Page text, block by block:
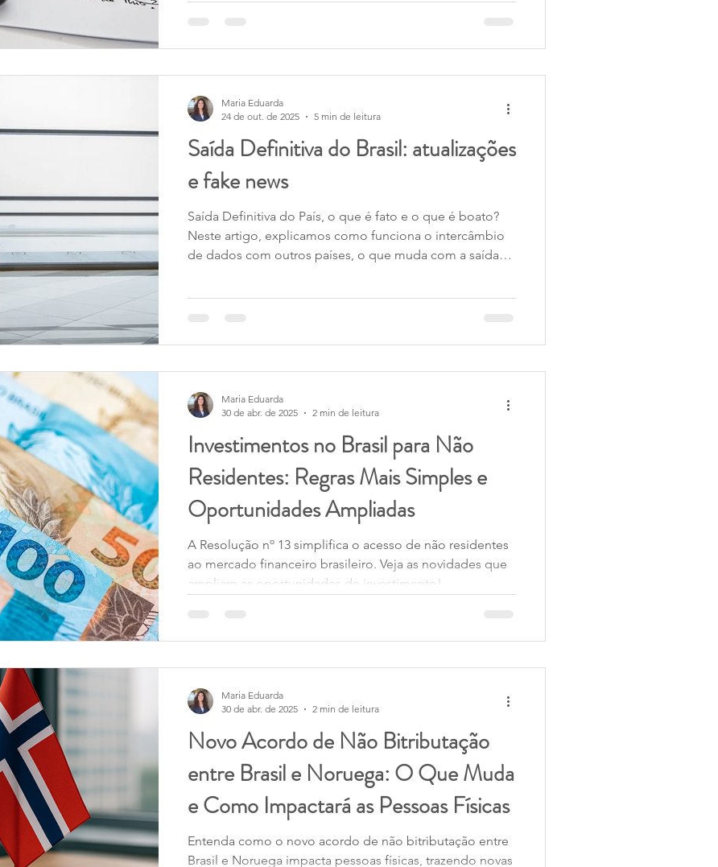
ano fiscal de 2023/24 , alertando sobre os critérios cor
Saída Definitiva do Brasil: atualizações
e fake news
Saída Definitiva do País, o que é fato e o que é boato?
Neste artigo, explicamos como funciona o intercâmbio
de dados com outros países, o que muda com a saída
Maria Eduarda
24 de out. de 2025
5 min de leitura
Investimentos no Brasil para Não
Residentes: Regras Mais Simples e
Oportunidades Ampliadas
A Resolução nº 13 simplifica o acesso de não residentes
ao mercado financeiro brasileiro. Veja as novidades que
ampliam as oportunidades de investimento!
Maria Eduarda
30 de abr. de 2025
2 min de leitura
Novo Acordo de Não Bitributação
entre Brasil e Noruega: O Que Muda
e Como Impactará as Pessoas Físicas
Entenda como o novo acordo de não bitributação entre
Brasil e Noruega impacta pessoas físicas, trazendo novas
Maria Eduarda
30 de abr. de 2025
2 min de leitura